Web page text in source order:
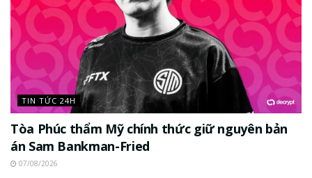
TIN TỨC 24H
Tòa Phúc thẩm Mỹ chính thức giữ nguyên bản
án Sam Bankman-Fried
07/08/2026